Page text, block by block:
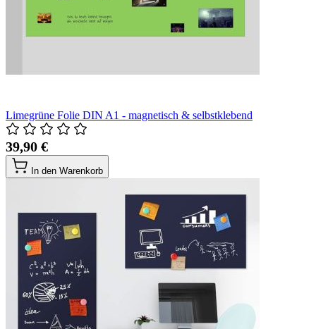
Limegrüne Folie DIN A1 - magnetisch & selbstklebend
39,90 €
In den Warenkorb